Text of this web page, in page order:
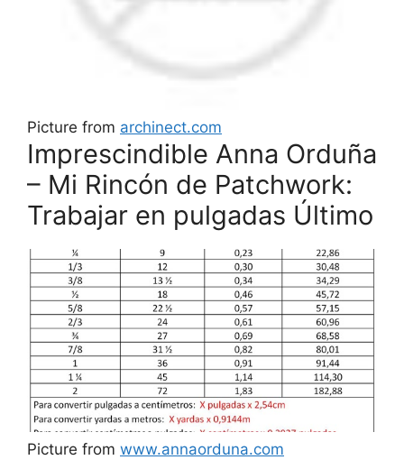
Picture from archinect.com
Imprescindible Anna Orduña
– Mi Rincón de Patchwork:
Trabajar en pulgadas Último
Picture from www.annaorduna.com